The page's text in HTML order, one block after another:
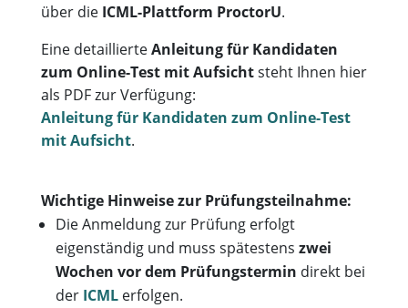
über die ICML-Plattform ProctorU.
Eine detaillierteAnleitung für Kandidaten
zum Online-Test mit Aufsichtsteht Ihnen hier
als PDF zur Verfügung:
Anleitung für Kandidaten zum Online-Test
mit Aufsicht.
Wichtige Hinweise zur Prüfungsteilnahme:
Die Anmeldung zur Prüfung erfolgt
eigenständig und muss spätestens zwei
Wochen vor dem Prüfungstermin direkt bei
der ICMLerfolgen.